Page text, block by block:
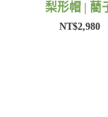
梨形帽 | 藺
NT$2,980